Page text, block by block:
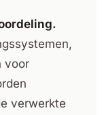
voor
verwerkte